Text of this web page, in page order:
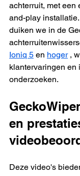
achterruit, met een
and-play
duiken we in de
Ioniq 5 en hoger ,
klantervaringen en
onderzoeken.
en
Deze video's